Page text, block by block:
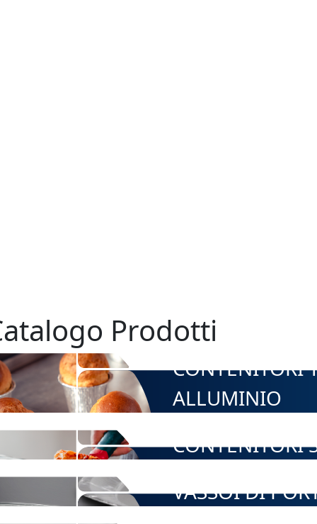
Prodotti
CONTENITORI
ALLUMINIO
CONTENITORI
VASSOI DI